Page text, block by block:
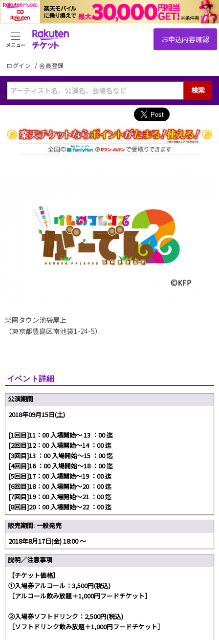
ログイン /会員登録
検索
メニュー
楽園タウン池袋屋上
（東京都豊島区南池袋1-24-5）
イベント詳細
公演期間
2018年09月15日(土)
[1回目]11：00 入場開始～ 13 ：00 迄
[2回目]12：00 入場開始～14 ：00 迄
[3回目]13 ：00 入場開始～15 ：00 迄
[4回目]16 ：00 入場開始～18 ：00 迄
[5回目]17：00 入場開始～19 ：00 迄
[6回目]18：00 入場開始～20 ：00 迄
[7回目]19：00 入場開始～21 ：00 迄
[8回目]20：00 入場開始～22 ：00 迄
販売期間: 一般発売
2018年8月17日(金) 18:00 〜
説明／注意事項
【チケット価格】
①入場券アルコール：3,500円(税込)
［アルコール飲み放題＋1,000円フードチケット］
②入場券ソフトドリンク：2,500円(税込)
［ソフトドリンク飲み放題＋1,000円フードチケット］